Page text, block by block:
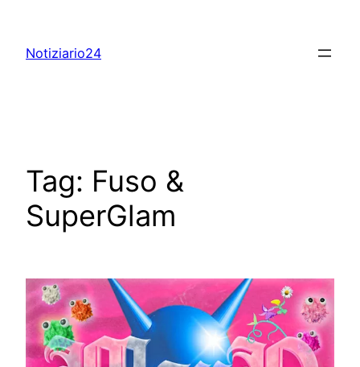
content
Notiziario24
Tag: Fuso &
SuperGlam